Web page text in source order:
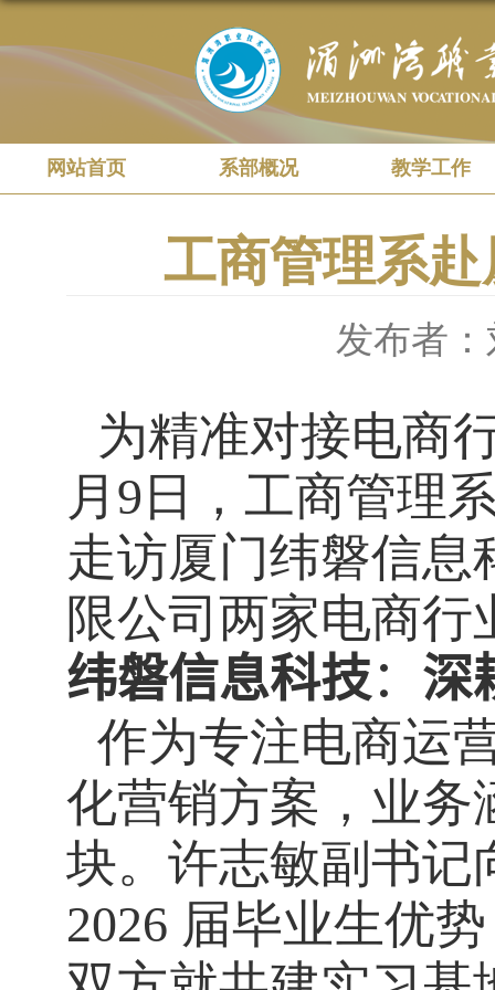
网站首页 系部概况 教学工作
工商管理系
发布者
为精准对接电商
月 9 日，工商管理
走访厦门纬磐信
限公司两家电商
纬磐信息科技： 深
作为专注电商运
化营销方案，业务
块。许志敏副书记
2026 届毕业生优